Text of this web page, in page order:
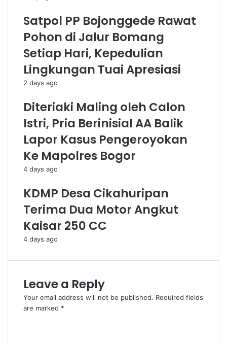
Satpol PP Bojonggede Rawat
Pohon di Jalur Bomang
Setiap Hari, Kepedulian
Lingkungan Tuai Apresiasi
2 days ago
Diteriaki Maling oleh Calon
Istri, Pria Berinisial AA Balik
Lapor Kasus Pengeroyokan
Ke Mapolres Bogor
4 days ago
KDMP Desa Cikahuripan
Terima Dua Motor Angkut
Kaisar 250 CC
4 days ago
Leave a Reply
Your email address will not be published. Required fields
are marked *